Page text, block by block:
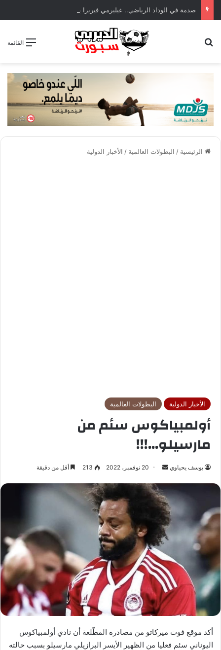
القائمة
الرئيسية / البطولات العالمية / الأخبار الدولية
الأخبار الدولية البطولات العالمية
أولمبياكوس سئم من
مارسيلو…!!!
يوسف يحياوي
س
ل
ب
ر
ي
د
ا
إ
ل
ك
ت
و
ن
20 نوفمبر، 2022 213 أقل من دقيقة
أكد موقع فوت ميركاتو من مصادره المطّلعة أن نادي أولمبياكوس
اليوناني سئم فعليا من الظهير الأيسر البرازيلي مارسيلو بسبب حالته